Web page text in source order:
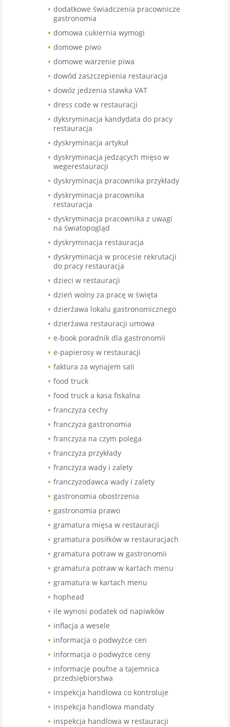
dodatkowe świadczenia pracownicze
gastronomia
domowa cukiernia wymogi
domowe piwo
domowe warzenie piwa
dowód zaszczepienia restauracja
dowóz jedzenia stawka VAT
dress code w restauracji
dyksryminacja kandydata do pracy
restauracja
dyskryminacja artykuł
dyskryminacja jedzących mięso w
wegerestauracji
dyskryminacja pracownika przykłady
dyskryminacja pracownika
restauracja
dyskryminacja pracownika z uwagi
na światopogląd
dyskryminacja restauracja
dyskryminacja w procesie rekrutacji
do pracy restauracja
dzieci w restauracji
dzień wolny za pracę w święta
dzierżawa lokalu gastronomicznego
dzierżawa restauracji umowa
e-book poradnik dla gastronomii
e-papierosy w restauracji
faktura za wynajem sali
food truck
food truck a kasa fiskalna
franczyza cechy
franczyza gastronomia
franczyza na czym polega
franczyza przykłady
franczyza wady i zalety
franczyzodawca wady i zalety
gastronomia obostrzenia
gastronomia prawo
gramatura mięsa w restauracji
gramatura posiłków w restauracjach
gramatura potraw w gastronomii
gramatura potraw w kartach menu
gramatura w kartach menu
hophead
ile wynosi podatek od napiwków
inflacja a wesele
informacja o podwyżce cen
informacja o podwyżce ceny
informacje poufne a tajemnica
przedsiębiorstwa
inspekcja handlowa co kontroluje
inspekcja handlowa mandaty
inspekcja handlowa w restauracji